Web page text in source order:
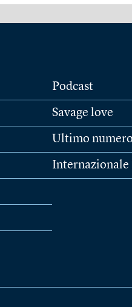
Podcast
Savage love
Ultimo numero
Internazionale